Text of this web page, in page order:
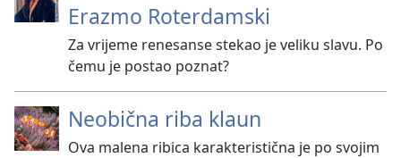
Erazmo Roterdamski
Za vrijeme renesanse stekao je veliku slavu. Po
čemu je postao poznat?
Neobična riba klaun
Ova malena ribica karakteristična je po svojim